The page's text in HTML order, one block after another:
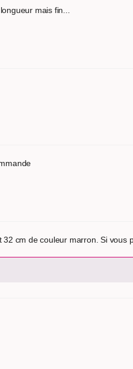
mais fin...
cm de couleur marron. Si vous